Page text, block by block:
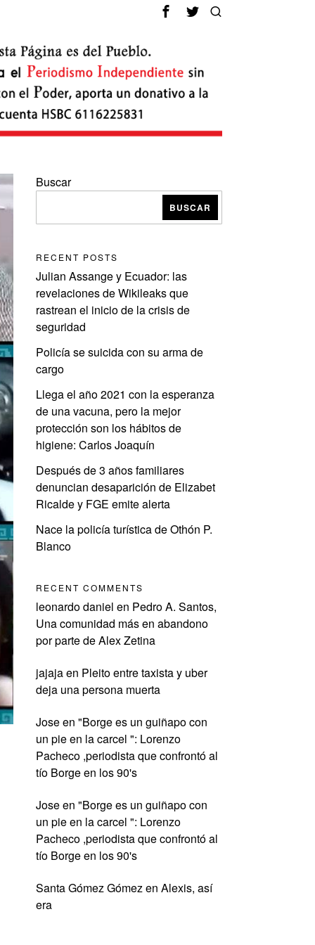
Buscar
BUSCAR
RECENT POSTS
Julian Assange y Ecuador: las
revelaciones de Wikileaks que
rastrean el inicio de la crisis de
seguridad
Policía se suicida con su arma de
cargo
Llega el año 2021 con la esperanza
de una vacuna, pero la mejor
protección son los hábitos de
higiene: Carlos Joaquín
Después de 3 años familiares
denuncian desaparición de Elizabet
Ricalde y FGE emite alerta
Nace la policía turística de Othón P.
Blanco
RECENT COMMENTS
leonardo daniel en Pedro A. Santos,
Una comunidad más en abandono
por parte de Alex Zetina
jajajaen Pleito entre taxista y uber
deja una persona muerta
Joseen "Borge es un guiñapo con
un pie en la carcel ": Lorenzo
Pacheco ,periodista que confrontó al
tío Borge en los 90's
Joseen "Borge es un guiñapo con
un pie en la carcel ": Lorenzo
Pacheco ,periodista que confrontó al
tío Borge en los 90's
Santa Gómez Gómezen Alexis, así
era